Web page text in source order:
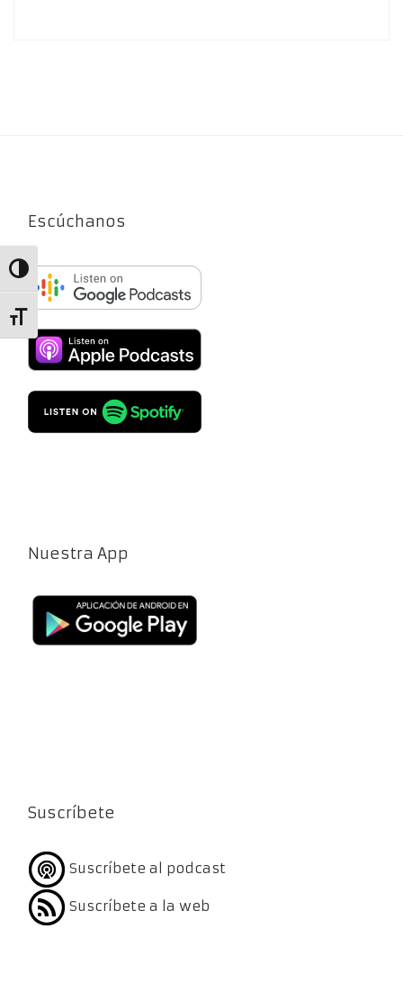
Alternar alto contraste
Alternar tamaño de letra
Escúchanos
Nuestra App
Suscríbete
Suscríbete al podcast
Suscríbete a la web